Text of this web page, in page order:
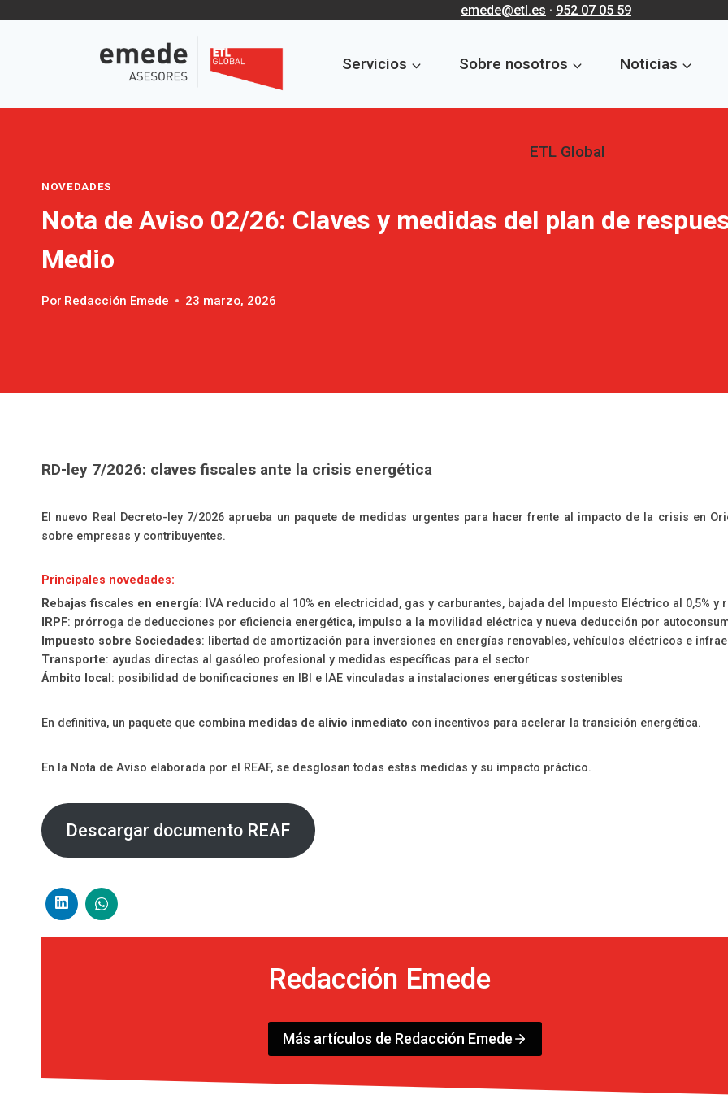
emede@etl.es · 952 07 05 59
Servicios Sobre nosotros Noticias
ETL Global
NOVEDADES
Nota de Aviso 02/26: Claves y medidas del plan de
Medio
Por Redacción Emede 23 marzo, 2026
RD-ley 7/2026: claves fiscales ante la crisis energética
El nuevo Real Decreto-ley 7/2026 aprueba un paquete de medidas urgentes para hacer frente al impacto de la crisis en
sobre empresas y contribuyentes.
Principales novedades:
Rebajas fiscales en energía: IVA reducido al 10% en electricidad, gas y carburantes, bajada del Impuesto Eléctrico al 0,5%
IRPF: prórroga de deducciones por eficiencia energética, impulso a la movilidad eléctrica y nueva deducción por
Impuesto sobre Sociedades: libertad de amortización para inversiones en energías renovables, vehículos eléctricos e
Transporte: ayudas directas al gasóleo profesional y medidas específicas para el sector
Ámbito local: posibilidad de bonificaciones en IBI e IAE vinculadas a instalaciones energéticas sostenibles
En definitiva, un paquete que combina medidas de alivio inmediato con incentivos para acelerar la transición energética.
En la Nota de Aviso elaborada por el REAF, se desglosan todas estas medidas y su impacto práctico.
Descargar documento REAF
Redacción Emede
Más artículos de Redacción Emede